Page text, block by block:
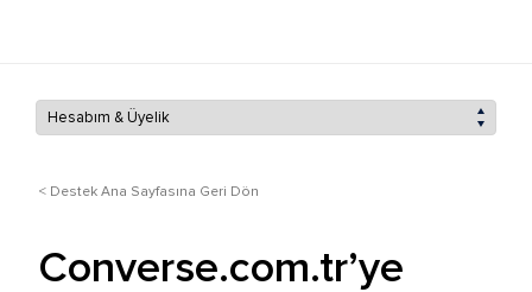
< Destek Ana Sayfasına Geri Dön
Converse.com.tr’ye